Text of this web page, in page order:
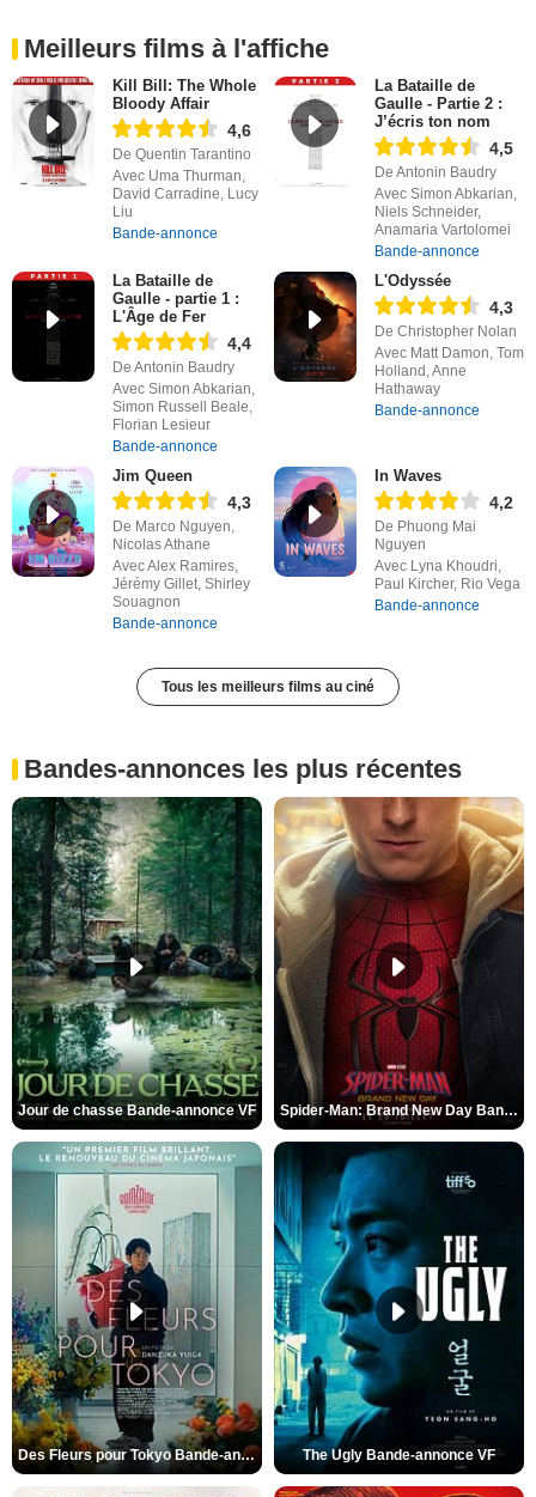
Meilleurs films à l'affiche
Kill Bill: The Whole
Bloody Affair
4,6
De Quentin Tarantino
Avec Uma Thurman,
David Carradine, Lucy
Liu
Bande-annonce
La Bataille de
Gaulle - Partie 2 :
J’écris ton nom
4,5
De Antonin Baudry
Avec Simon Abkarian,
Niels Schneider,
Anamaria Vartolomei
Bande-annonce
La Bataille de
Gaulle - partie 1 :
L'Âge de Fer
4,4
De Antonin Baudry
Avec Simon Abkarian,
Simon Russell Beale,
Florian Lesieur
Bande-annonce
L'Odyssée
4,3
De Christopher Nolan
Avec Matt Damon, Tom
Holland, Anne
Hathaway
Bande-annonce
Jim Queen
4,3
De Marco Nguyen,
Nicolas Athane
Avec Alex Ramires,
Jérémy Gillet, Shirley
Souagnon
Bande-annonce
In Waves
4,2
De Phuong Mai
Nguyen
Avec Lyna Khoudri,
Paul Kircher, Rio Vega
Bande-annonce
Tous les meilleurs films au ciné
Bandes-annonces les plus récentes
Jour de chasse Bande-annonce VF Spider-Man: Brand New Day Bande-annonce (3) VO STFR
Des Fleurs pour Tokyo Bande-annonce VO STFR The Ugly Bande-annonce VF